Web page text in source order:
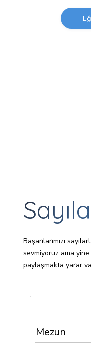
Başarılarımızı
sevmiyoruz ama
paylaşmakta yarar
Mezun